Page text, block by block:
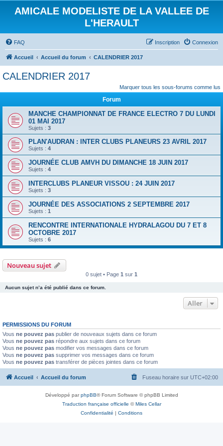
AMICALE MODELISTE DE LA VALLEE DE
L'HERAULT
FAQ Connexion
Inscription
Accueil Accueil du forum CALENDRIER 2017
CALENDRIER 2017
Marquer tous les sous-forums comme lus
Forum
MANCHE CHAMPIONNAT DE FRANCE ELECTRO 7 DU LUNDI
01 MAI 2017
Sujets : 3
PLAN'AUDRAN : INTER CLUBS PLANEURS 23 AVRIL 2017
Sujets : 4
JOURNÉE CLUB AMVH DU DIMANCHE 18 JUIN 2017
Sujets : 4
INTERCLUBS PLANEUR VISSOU : 24 JUIN 2017
Sujets : 3
JOURNÉE DES ASSOCIATIONS 2 SEPTEMBRE 2017
Sujets : 1
RENCONTRE INTERNATIONALE HYDRALAGOU DU 7 ET 8
OCTOBRE 2017
Sujets : 6
Nouveau sujet
0 sujet • Page 1 sur 1
Aucun sujet n’a été publié dans ce forum.
Aller
PERMISSIONS DU FORUM
Vous ne pouvez pas publier de nouveaux sujets dans ce forum
Vous ne pouvez pas répondre aux sujets dans ce forum
Vous ne pouvez pas modifier vos messages dans ce forum
Vous ne pouvez pas supprimer vos messages dans ce forum
Vous ne pouvez pas transférer de pièces jointes dans ce forum
Accueil Accueil du forum Fuseau horaire sur UTC+02:00
Développé parphpBB® Forum Software © phpBB Limited
Traduction française officielle ©Miles Cellar
Confidentialité | Conditions